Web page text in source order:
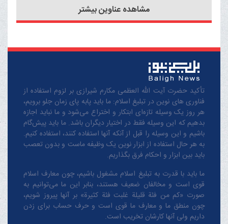
حقوق بشر آمریکایی / دبیرکل
سازمان ملل؛ آلت دست
مذاهب اسلامی / تکفیر اهل
گرایی؛ مهمترین مانع وحدت
فراگیر با جریانات تکفیری
مشاهده عناوین بیشتر
تأکید حضرت آیت الله العظمی مکارم شیرازی بر لزوم استفاده از
فناوری های نوین در تبلیغ اسلام: ما باید پابه پای زمان جلو برویم،
هر روز یک وسیله تازه‌ای ابتکار و اختراع می‌شود و ما نباید اجازه
بدهیم که این وسیله فقط در اختیار دیگران باشد. ما باید پیش‌گام
باشیم و این وسیله را قبل از آنکه آنها استفاده کنند، استفاده کنیم.
به هر حال استفاده از ابزار نوین یک وظیفه ماست و بدون تعصب
باید بین ابزار و احکام فرق بگذاریم.
ما باید با قدرت به تبلیغ اسلام مشغول باشیم، چون معارف اسلام
قوی است و مخالفان ضعیف هستند، بنابر این ما می‌توانیم به
صورت «کم من فئة قلیلة غلبت فئة کثیرة» بر آنها پیروز شویم،
چون منطق‌ ما و معارف ‌ما قوی است و حرف حساب برای زدن
داریم ولی آنها کارشان تخریب است.